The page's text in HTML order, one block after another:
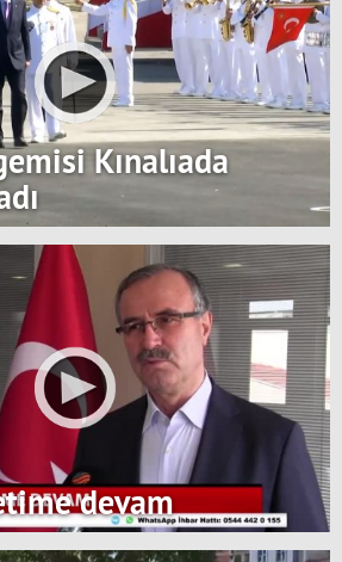
Kınalıada
devam